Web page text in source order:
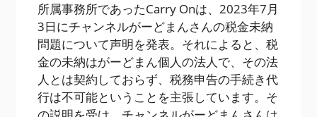
所属事務所であったCarry Onは、2023年7月
3日にチャンネルがーどまんさんの税金未納
問題について声明を発表。それによると、税
金の未納はがーどまん個人の法人で、その法
人とは契約しておらず、税務申告の手続き代
行は不可能ということを主張しています。そ